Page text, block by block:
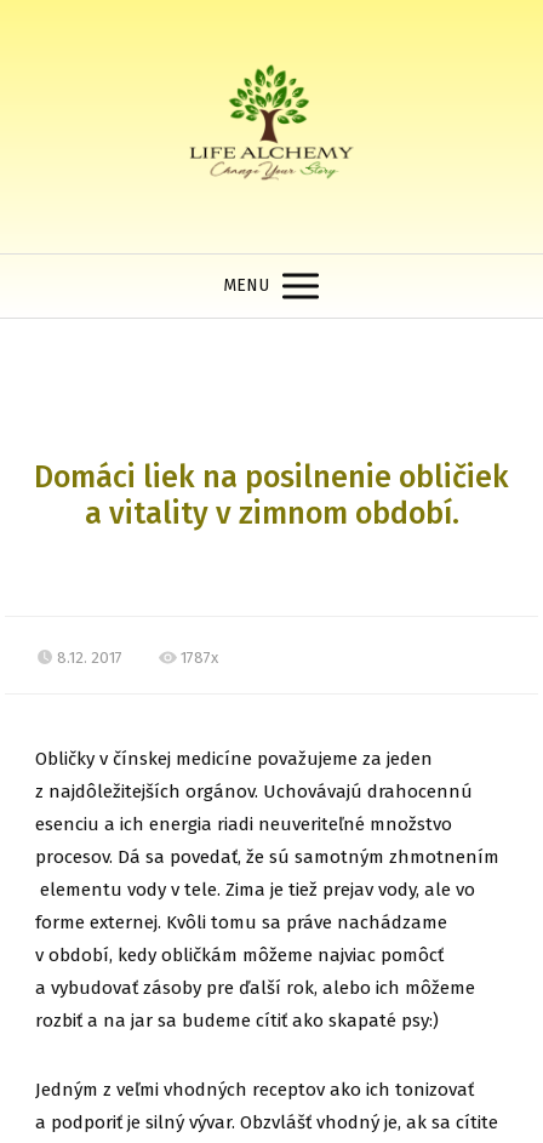
MENU
Domáci liek na posilnenie obličiek
a vitality v zimnom období.
8.12. 2017 1787x
Obličky v čínskej medicíne považujeme za jeden
z najdôležitejších orgánov. Uchovávajú drahocennú
esenciu a ich energia riadi neuveriteľné množstvo
procesov. Dá sa povedať, že sú samotným zhmotnením
elementu vody v tele. Zima je tiež prejav vody, ale vo
forme externej. Kvôli tomu sa práve nachádzame
v období, kedy obličkám môžeme najviac pomôcť
a vybudovať zásoby pre ďalší rok, alebo ich môžeme
rozbiť a na jar sa budeme cítiť ako skapaté psy:)
Jedným z veľmi vhodných receptov ako ich tonizovať
a podporiť je silný vývar. Obzvlášť vhodný je, ak sa cítite